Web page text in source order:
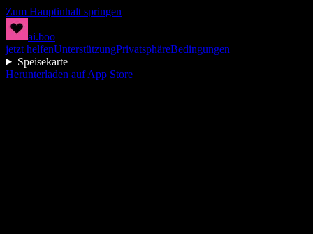
Zum Hauptinhalt springen
ai.boo
jetzt helfenUnterstützungPrivatsphäreBedingungen
Speisekarte
Herunterladen auf App Store